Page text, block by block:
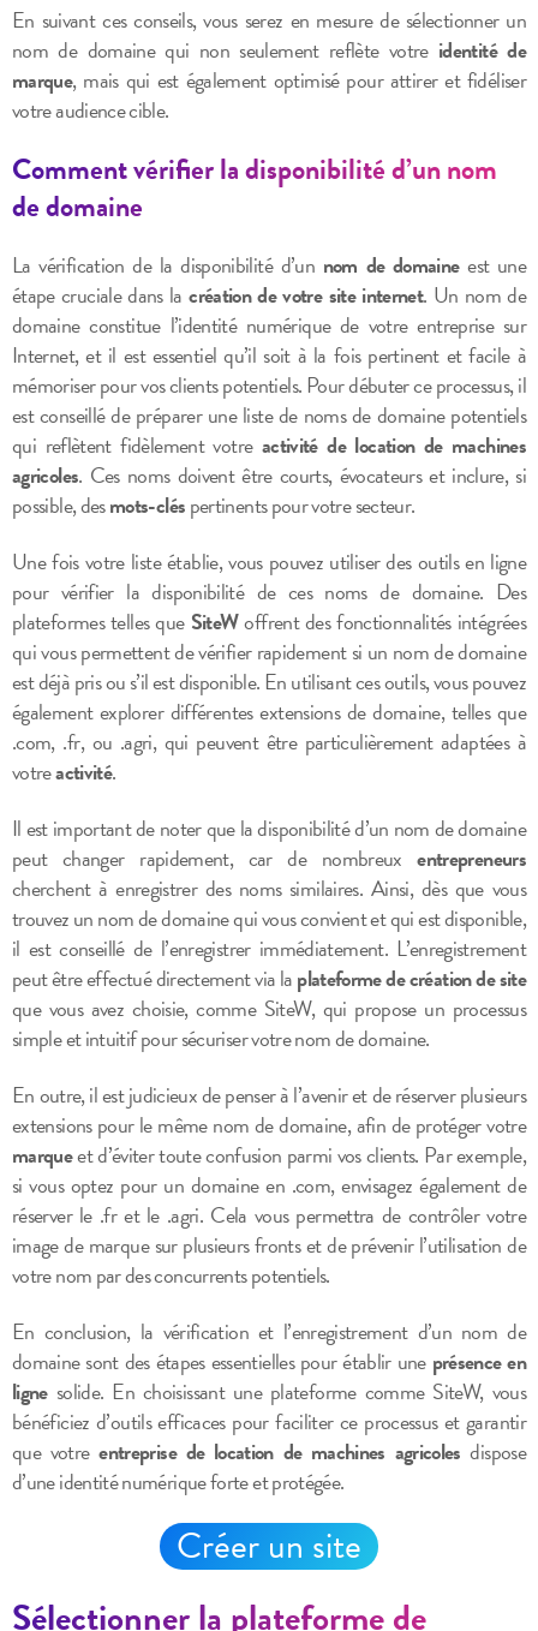
En suivant ces conseils, vous serez en mesure de sélectionner un
nom de domaine qui non seulement reflète votre identité de
marque, mais qui est également optimisé pour attirer et fidéliser
votre audience cible.
Comment vérifier la disponibilité d’un nom
de domaine
La vérification de la disponibilité d’un nom de domaineest une
étape cruciale dans lacréation de votre site internet. Un nom de
domaine constitue l’identité numérique de votre entreprise sur
Internet, et il est essentiel qu’il soit à la fois pertinent et facile à
mémoriser pour vos clients potentiels. Pour débuter ce processus, il
est conseillé de préparer une liste de noms de domaine potentiels
qui reflètent fidèlement votre activité de location de machines
agricoles. Ces noms doivent être courts, évocateurs et inclure, si
possible, desmots-cléspertinents pour votre secteur.
Une fois votre liste établie, vous pouvez utiliser des outils en ligne
pour vérifier la disponibilité de ces noms de domaine. Des
plateformes telles que SiteWoffrent des fonctionnalités intégrées
qui vous permettent de vérifier rapidement si un nom de domaine
est déjà pris ou s’il est disponible. En utilisant ces outils, vous pouvez
également explorer différentes extensions de domaine, telles que
.com, .fr, ou .agri, qui peuvent être particulièrement adaptées à
votreactivité.
Il est important de noter que la disponibilité d’un nom de domaine
peut changer rapidement, car de nombreuxentrepreneurs
cherchent à enregistrer des noms similaires. Ainsi, dès que vous
trouvez un nom de domaine qui vous convient et qui est disponible,
il est conseillé de l’enregistrer immédiatement. L’enregistrement
peut être effectué directement via laplateforme de création de site
que vous avez choisie, comme SiteW, qui propose un processus
simple et intuitif pour sécuriser votre nom de domaine.
En outre, il est judicieux de penser à l’avenir et de réserver plusieurs
extensions pour le même nom de domaine, afin de protéger votre
marqueet d’éviter toute confusion parmi vos clients. Par exemple,
si vous optez pour un domaine en .com, envisagez également de
réserver le .fr et le .agri. Cela vous permettra de contrôler votre
image de marque sur plusieurs fronts et de prévenir l’utilisation de
votre nom par des concurrents potentiels.
En conclusion, la vérification et l’enregistrement d’un nom de
domaine sont des étapes essentielles pour établir une présence en
lignesolide. En choisissant une plateforme comme SiteW, vous
bénéficiez d’outils efficaces pour faciliter ce processus et garantir
que votreentreprise de location de machines agricoles dispose
d’une identité numérique forte et protégée.
Créer un site
Sélectionner la plateforme de